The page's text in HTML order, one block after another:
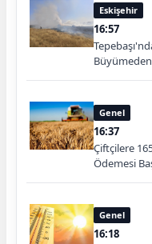
Eskişehir
16:57
Genel
16:37
Çiftçilere
Ödemesi
Genel
16:18